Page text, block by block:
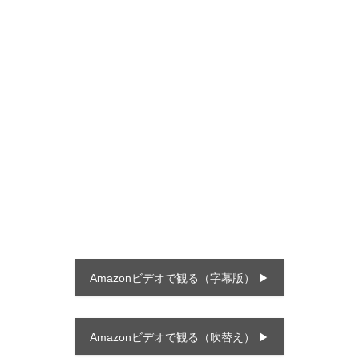
Amazonビデオで観る（字幕版） ▶
Amazonビデオで観る（吹替え） ▶